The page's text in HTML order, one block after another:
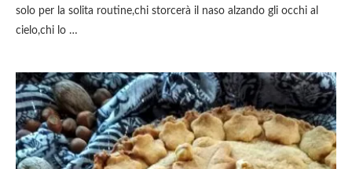
solo per la solita routine,chi storcerà il naso alzando gli occhi al
cielo,chi lo …